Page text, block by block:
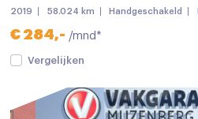
Multimedia-voorbereiding
2019 58.024 km Handgeschakeld
€ 284,- /mnd*
Vergelijken